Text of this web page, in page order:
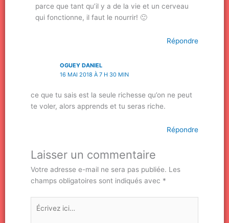
parce que tant qu’il y a de la vie et un cerveau
qui fonctionne, il faut le nourrir! 🙂
Répondre
OGUEY DANIEL
16 MAI 2018 À 7 H 30 MIN
ce que tu sais est la seule richesse qu’on ne peut
te voler, alors apprends et tu seras riche.
Répondre
Laisser un commentaire
Votre adresse e-mail ne sera pas publiée. Les
champs obligatoires sont indiqués avec *
Écrivez
ici…